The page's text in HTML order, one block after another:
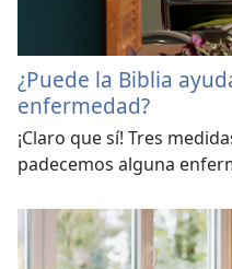
¿Puede la Biblia
enfermedad?
¡Claro que sí! Tres
padecemos alguna